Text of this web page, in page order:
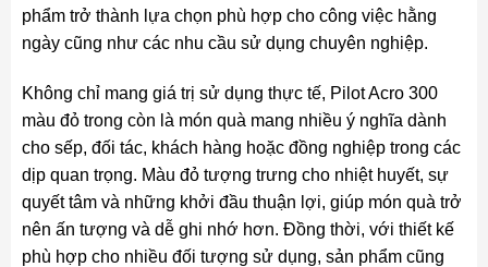
phẩm trở thành lựa chọn phù hợp cho công việc hằng
ngày cũng như các nhu cầu sử dụng chuyên nghiệp.
Không chỉ mang giá trị sử dụng thực tế, Pilot Acro 300
màu đỏ trong còn là món quà mang nhiều ý nghĩa dành
cho sếp, đối tác, khách hàng hoặc đồng nghiệp trong các
dịp quan trọng. Màu đỏ tượng trưng cho nhiệt huyết, sự
quyết tâm và những khởi đầu thuận lợi, giúp món quà trở
nên ấn tượng và dễ ghi nhớ hơn. Đồng thời, với thiết kế
phù hợp cho nhiều đối tượng sử dụng, sản phẩm cũng